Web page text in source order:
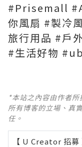
#Prisemall
你風扇 #製冷
旅行用品 #戶
#生活好物
*本站之內容由作者
所有博客的立場、真
任。
【 U Creator 招募